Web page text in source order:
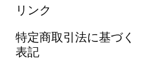
リンク
特定商取引法に基づく
表記